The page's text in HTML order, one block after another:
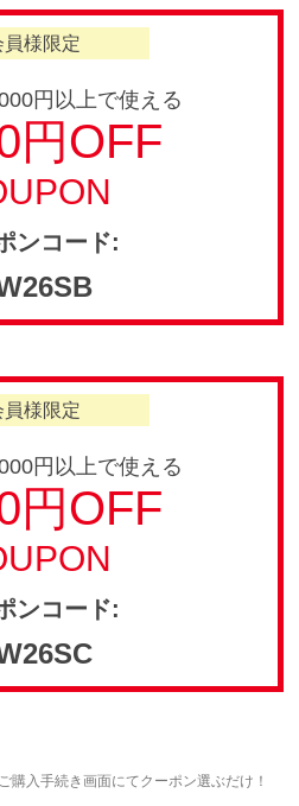
員様限定
円以上で使える
円OFF
ンコード:
員様限定
円以上で使える
円OFF
ンコード:
購入手続き画面にてクーポン選ぶだけ！